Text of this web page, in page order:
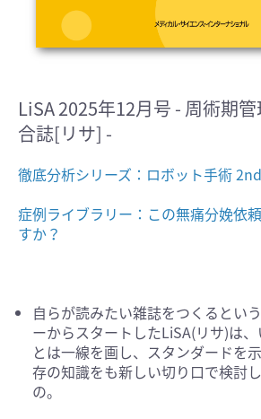
LiSA 2025年12月号 - 周術期
合誌[リサ] -
徹底分析シリーズ：ロボット手術
症例ライブラリー：この無痛分娩依
すか？
自らが読みたい雑誌をつくるとい
ーからスタートしたLiSA(リサ)は
とは一線を画し、スタンダードを
存の知識をも新しい切り口で検討
の。